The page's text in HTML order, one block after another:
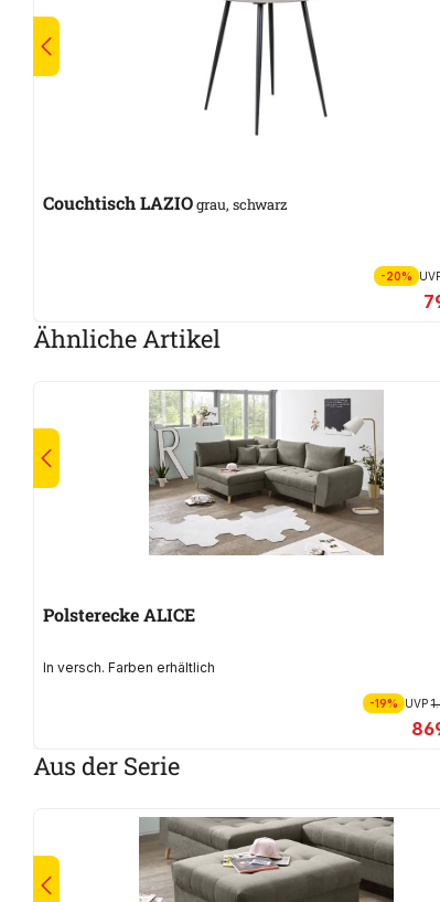
Couchtisch LAZIOgrau, schwarz
-20%
Ähnliche Artikel
Polsterecke ALICE
In versch. Farben erhältlich
-19% UVP
Aus der Serie